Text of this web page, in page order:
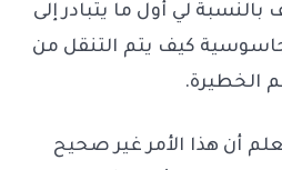
لي أول ما يتبادر إلى
كيف يتم التنقل من
الخطيرة.
أن هذا الأمر غير صحيح